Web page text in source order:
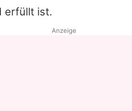
erfüllt ist.
Anzeige